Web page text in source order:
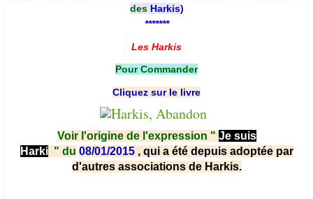
des Harkis)
*******
Les Harkis
Pour Commander
Cliquez sur le livre
Voir l'origine de l'expression " Je suis
Harki " du 08/01/2015 , qui a été depuis adoptée par
d'autres associations de Harkis.